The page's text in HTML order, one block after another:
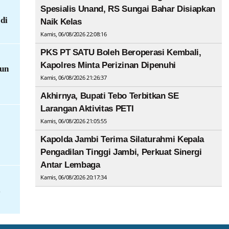
Spesialis Unand, RS Sungai Bahar Disiapkan
Naik Kelas
Kamis, 06/08/2026 22:08:16
PKS PT SATU Boleh Beroperasi Kembali,
Kapolres Minta Perizinan Dipenuhi
Kamis, 06/08/2026 21:26:37
Akhirnya, Bupati Tebo Terbitkan SE
Larangan Aktivitas PETI
Kamis, 06/08/2026 21:05:55
Kapolda Jambi Terima Silaturahmi Kepala
Pengadilan Tinggi Jambi, Perkuat Sinergi
Antar Lembaga
Kamis, 06/08/2026 20:17:34